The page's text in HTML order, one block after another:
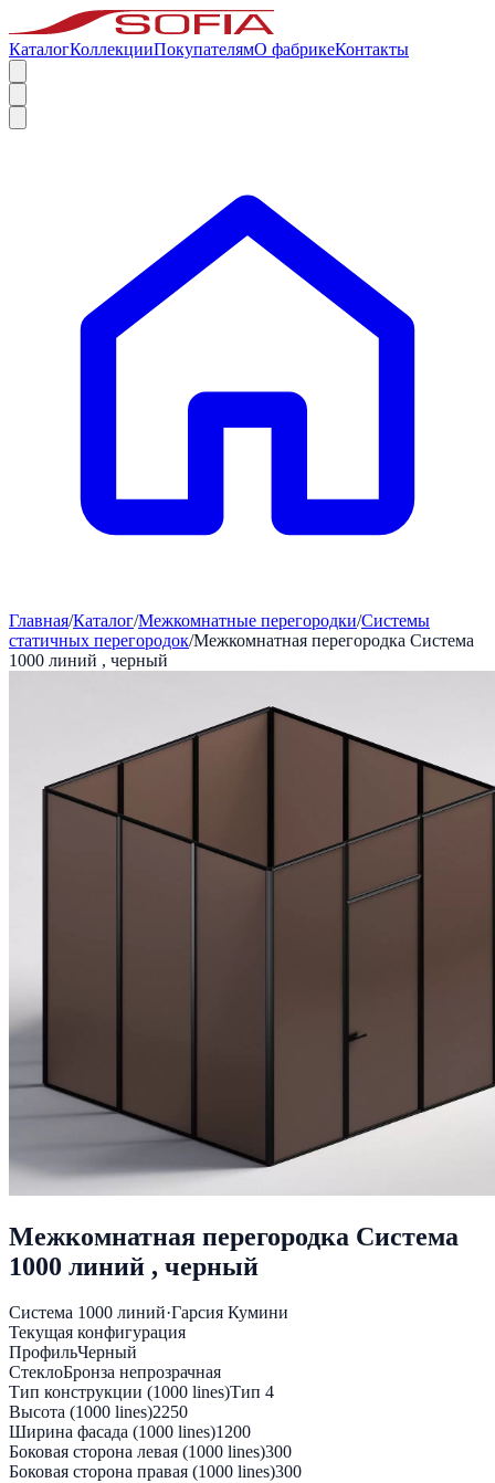
КаталогКоллекцииПокупателямО фабрикеКонтакты
Главная/Каталог/Межкомнатные перегородки/Системы
статичных перегородок/Межкомнатная перегородка Система
1000 линий , черный
Межкомнатная перегородка Система
1000 линий , черный
Система 1000 линий·Гарсия Кумини
Текущая конфигурация
ПрофильЧерный
СтеклоБронза непрозрачная
Тип конструкции (1000 lines)Тип 4
Высота (1000 lines)2250
Ширина фасада (1000 lines)1200
Боковая сторона левая (1000 lines)300
Боковая сторона правая (1000 lines)300